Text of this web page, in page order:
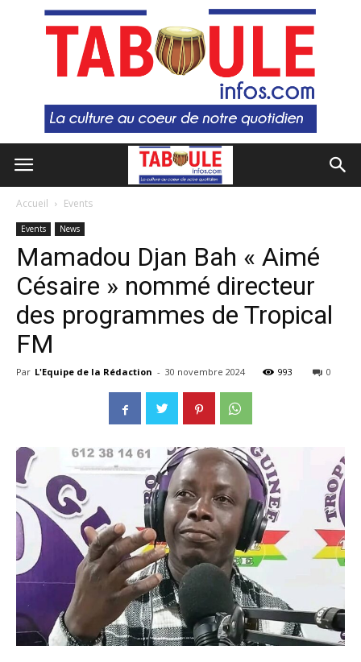
Accueil Events
Events News
Mamadou Djan Bah « Aimé
Césaire » nommé directeur
des programmes de Tropical
FM
Par L'Equipe de la Rédaction - 30 novembre 2024 993 0